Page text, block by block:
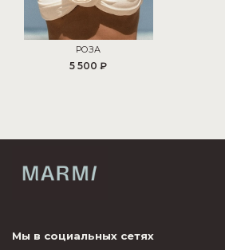
РОЗА
5 500 ₽
Мы в социальных сетях